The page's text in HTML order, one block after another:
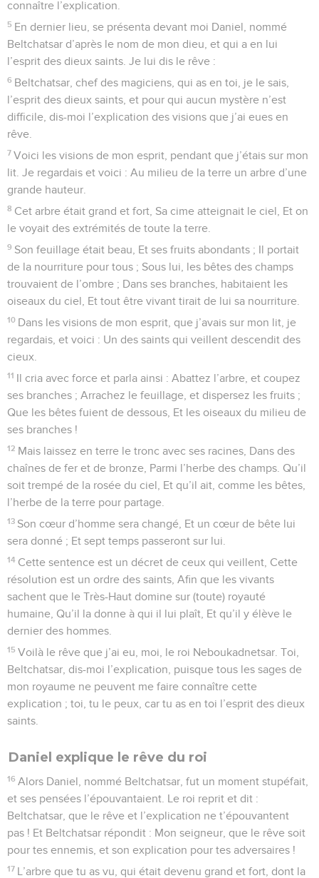
connaître l’explication.
5 En dernier lieu, se présenta devant moi Daniel, nommé
Beltchatsar d’après le nom de mon dieu, et qui a en lui
l’esprit des dieux saints. Je lui dis le rêve :
6 Beltchatsar, chef des magiciens, qui as en toi, je le sais,
l’esprit des dieux saints, et pour qui aucun mystère n’est
difficile, dis-moi l’explication des visions que j’ai eues en
rêve.
7 Voici les visions de mon esprit, pendant que j’étais sur mon
lit. Je regardais et voici : Au milieu de la terre un arbre d’une
grande hauteur.
8 Cet arbre était grand et fort, Sa cime atteignait le ciel, Et on
le voyait des extrémités de toute la terre.
9 Son feuillage était beau, Et ses fruits abondants ; Il portait
de la nourriture pour tous ; Sous lui, les bêtes des champs
trouvaient de l’ombre ; Dans ses branches, habitaient les
oiseaux du ciel, Et tout être vivant tirait de lui sa nourriture.
10 Dans les visions de mon esprit, que j’avais sur mon lit, je
regardais, et voici : Un des saints qui veillent descendit des
cieux.
11 Il cria avec force et parla ainsi : Abattez l’arbre, et coupez
ses branches ; Arrachez le feuillage, et dispersez les fruits ;
Que les bêtes fuient de dessous, Et les oiseaux du milieu de
ses branches !
12 Mais laissez en terre le tronc avec ses racines, Dans des
chaînes de fer et de bronze, Parmi l’herbe des champs. Qu’il
soit trempé de la rosée du ciel, Et qu’il ait, comme les bêtes,
l’herbe de la terre pour partage.
13 Son cœur d’homme sera changé, Et un cœur de bête lui
sera donné ; Et sept temps passeront sur lui.
14 Cette sentence est un décret de ceux qui veillent, Cette
résolution est un ordre des saints, Afin que les vivants
sachent que le Très-Haut domine sur (toute) royauté
humaine, Qu’il la donne à qui il lui plaît, Et qu’il y élève le
dernier des hommes.
15 Voilà le rêve que j’ai eu, moi, le roi Neboukadnetsar. Toi,
Beltchatsar, dis-moi l’explication, puisque tous les sages de
mon royaume ne peuvent me faire connaître cette
explication ; toi, tu le peux, car tu as en toi l’esprit des dieux
saints.
Daniel explique le rêve du roi
16 Alors Daniel, nommé Beltchatsar, fut un moment stupéfait,
et ses pensées l’épouvantaient. Le roi reprit et dit :
Beltchatsar, que le rêve et l’explication ne t’épouvantent
pas ! Et Beltchatsar répondit : Mon seigneur, que le rêve soit
pour tes ennemis, et son explication pour tes adversaires !
17 L’arbre que tu as vu, qui était devenu grand et fort, dont la